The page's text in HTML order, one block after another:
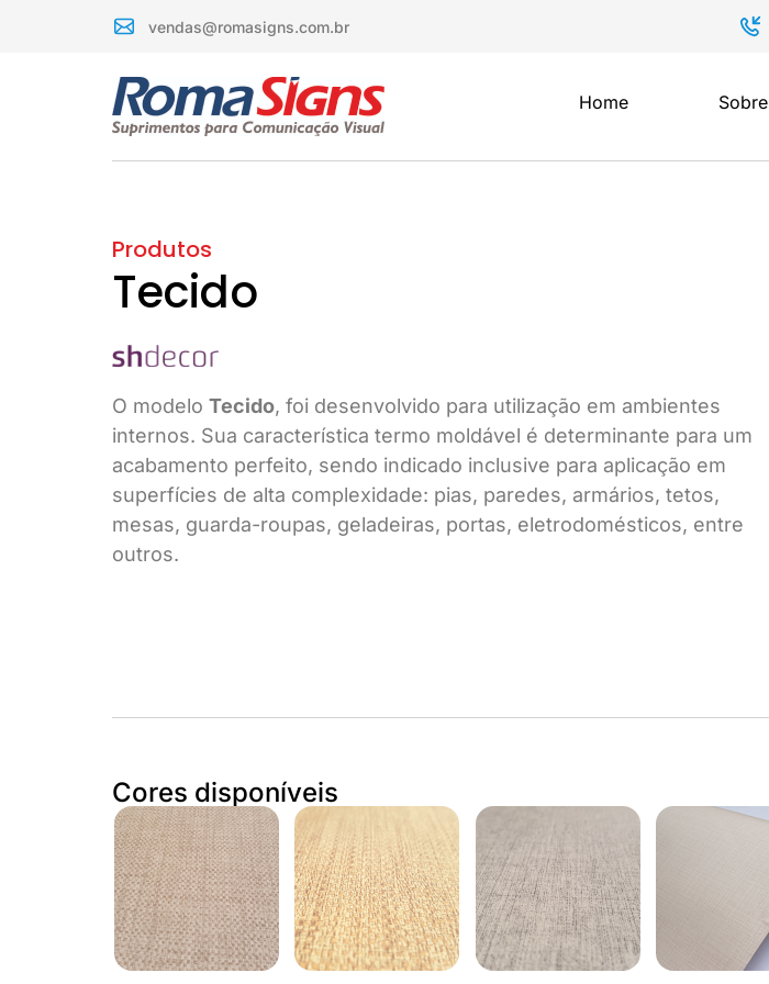
vendas@romasigns.com.br
Home Sobre
Produtos
Tecido
O modelo Tecido, foi desenvolvido para utilização em ambientes
internos. Sua característica termo moldável é determinante para um
acabamento perfeito, sendo indicado inclusive para aplicação em
superfícies de alta complexidade: pias, paredes, armários, tetos,
mesas, guarda-roupas, geladeiras, portas, eletrodomésticos, entre
outros.
Cores disponíveis